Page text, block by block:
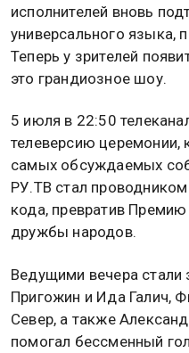
исполнителей вновь
универсального языка,
Теперь у зрителей
это грандиозное шоу.
5 июля в 22:50
телеверсию церемонии,
самых обсуждаемых
РУ.ТВ стал проводником
кода, превратив
дружбы народов.
Ведущими вечера
Пригожин и Ида Галич,
Север, а также
помогал бессменный